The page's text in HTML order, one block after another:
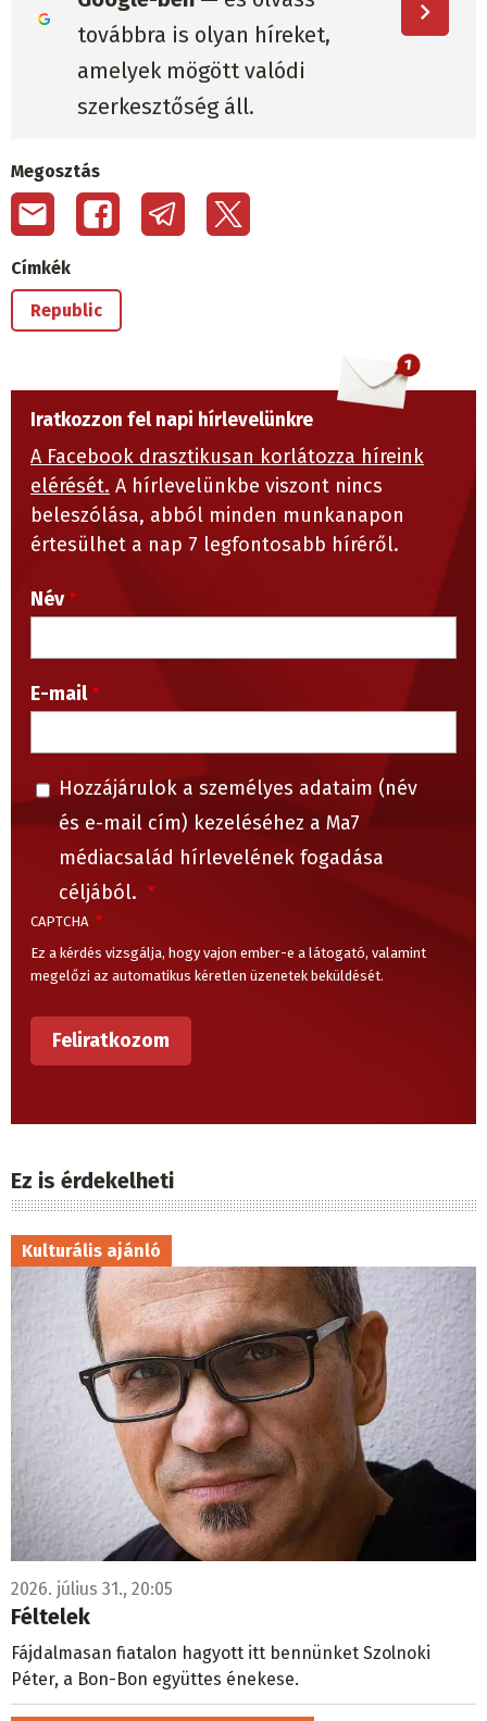
továbbra is olyan híreket,
amelyek mögött valódi
szerkesztőség áll.
Megosztás
Címkék
Republic
Iratkozzon fel napi hírlevelünkre
A Facebook drasztikusan korlátozza híreink
elérését. A hírlevelünkbe viszont nincs
beleszólása, abból minden munkanapon
értesülhet a nap 7 legfontosabb híréről.
Név
E-mail
Hozzájárulok a személyes adataim (név
és e-mail cím) kezeléséhez a Ma7
médiacsalád hírlevelének fogadása
céljából.
CAPTCHA
Ez a kérdés vizsgálja, hogy vajon ember-e a látogató, valamint
megelőzi az automatikus kéretlen üzenetek beküldését.
Ez is érdekelheti
Kulturális ajánló
2026. július 31., 20:05
Féltelek
Fájdalmasan fiatalon hagyott itt bennünket Szolnoki
Péter, a Bon-Bon együttes énekese.